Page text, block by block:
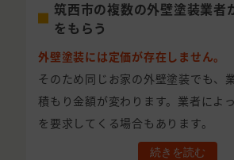
筑西市の複数の外壁塗装業者
をもらう
外壁塗装には定価が存在しません。
そのため同じお家の外壁塗装でも、
積もり金額が変わります。業者によ
を要求してくる場合もあります。
続きを読む